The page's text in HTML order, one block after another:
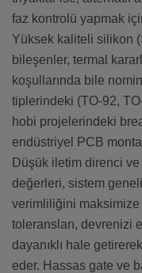
faz kontrolü yapmak
Yüksek kaliteli silikon
bileşenler, termal
koşullarında bile
tiplerindeki (TO-92,
hobi projelerindeki
endüstriyel PCB
Düşük iletim direnci
değerleri, sistem
verimliliğini maksimize
toleransları, devrenizi
dayanıklı hale
eder. Hassas gate ve